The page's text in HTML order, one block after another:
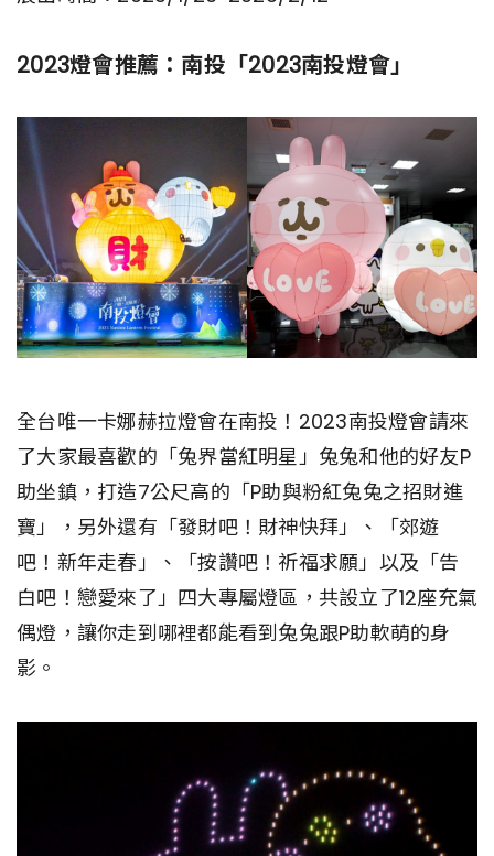
2023燈會推薦：南投「2023南投燈會」
全台唯一卡娜赫拉燈會在南投！2023南投燈會請來
了大家最喜歡的「兔界當紅明星」兔兔和他的好友P
助坐鎮，打造7公尺高的「P助與粉紅兔兔之招財進
寶」，另外還有「發財吧！財神快拜」、「郊遊
吧！新年走春」、「按讚吧！祈福求願」以及「告
白吧！戀愛來了」四大專屬燈區，共設立了12座充氣
偶燈，讓你走到哪裡都能看到兔兔跟P助軟萌的身
影。